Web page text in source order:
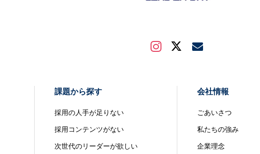
課題から探す
採用の人手が足りない
採用コンテンツがない
次世代のリーダーが欲しい
会社情報
ごあいさつ
私たちの強み
企業理念